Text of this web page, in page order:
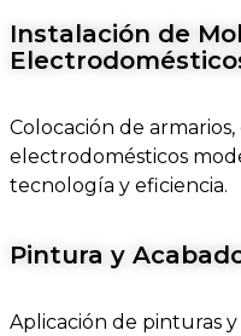
Instalación de
Colocación de armarios,
electrodomésticos
tecnología y eficiencia.
Pintura y
Aplicación de pinturas